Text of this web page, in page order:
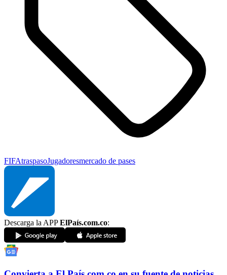
FIFAtraspasoJugadoresmercado de pases
Descarga la APPElPaís.com.co: